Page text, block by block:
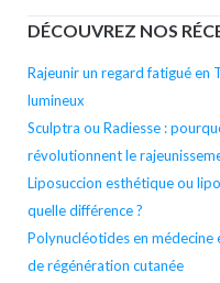
DÉCOUVREZ NOS
Rajeunir un regard fatigué en
lumineux
Sculptra ou Radiesse :
révolutionnent le
Liposuccion esthétique ou
quelle différence ?
Polynucléotides en médecine
de régénération cutanée